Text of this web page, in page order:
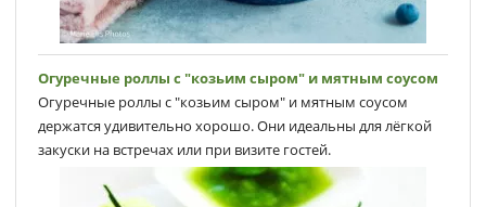
Огуречные роллы с "козьим сыром" и мятным соусом
Огуречные роллы с "козьим сыром" и мятным соусом
держатся удивительно хорошо. Они идеальны для лёгкой
закуски на встречах или при визите гостей.